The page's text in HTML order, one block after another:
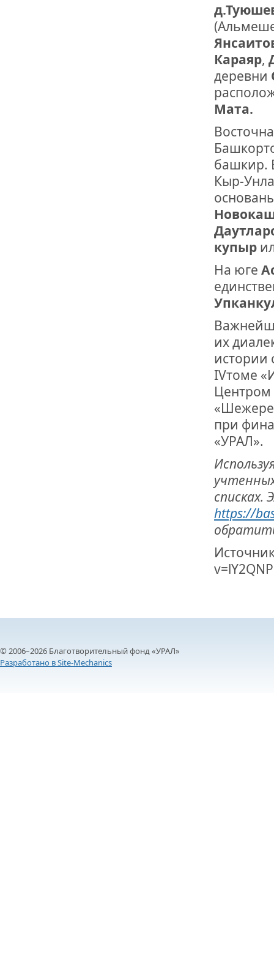
Караяр,
деревни
Мата.
башкир.
Кыр-
купыр
На юге
их
истории
IVтоме
Центром
при
«УРАЛ».
учтенных
списках.
https://
© 2006–2026 Благотворительный фонд «УРАЛ»
Разработано в Site-Mechanics